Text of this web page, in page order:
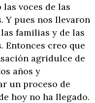
voces de las
Y pues nos llevaron
familias y de las
Entonces creo que
agridulce de
años y
un proceso de
hoy no ha llegado.